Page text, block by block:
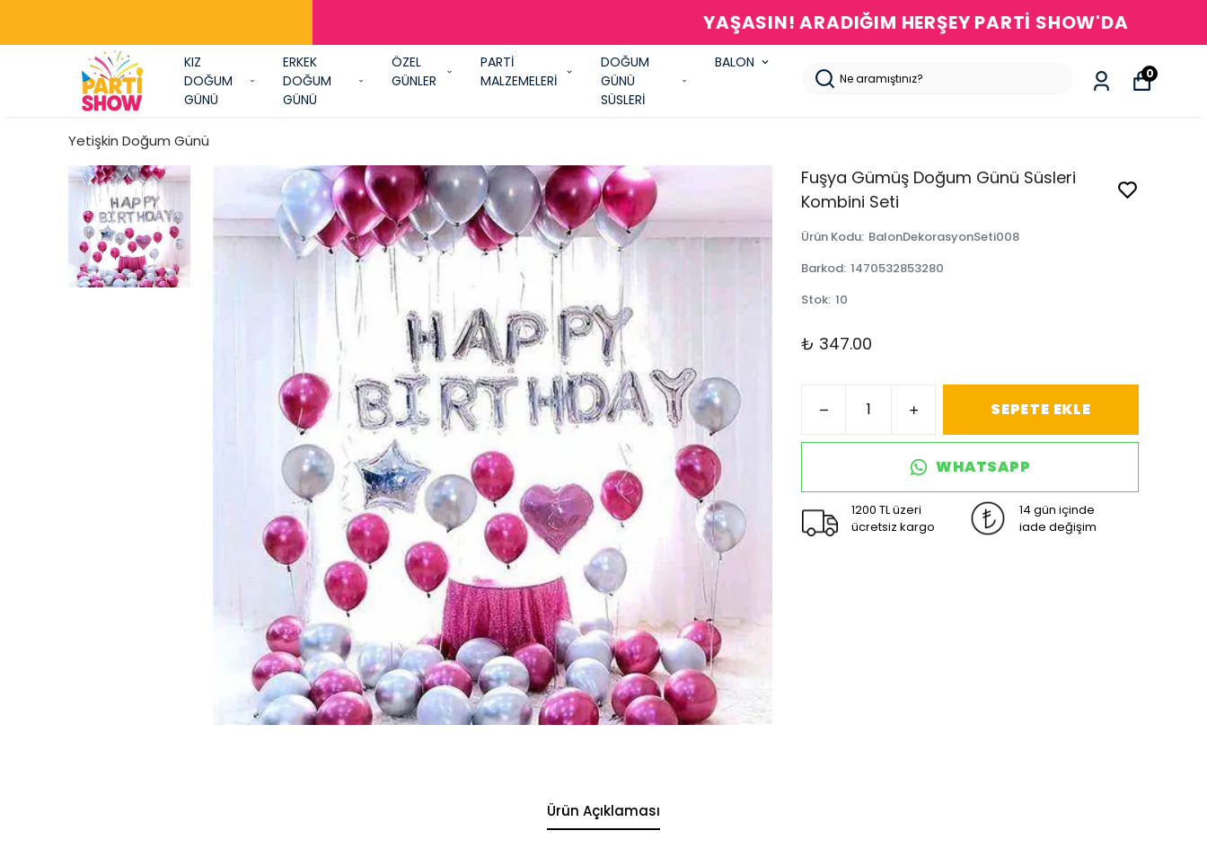
YAŞASIN! ARADIĞIM HERŞEY PARTİ SHOW'DA
KIZ
DOĞUM
GÜNÜ
ERKEK
DOĞUM
GÜNÜ
ÖZEL
GÜNLER
PARTİ
MALZEMELERİ
DOĞUM
GÜNÜ
SÜSLERİ
BALON
0
Yetişkin Doğum Günü
Fuşya Gümüş Doğum Günü Süsleri
Kombini Seti
Ürün Kodu: BalonDekorasyonSeti008
Barkod: 1470532853280
Stok: 10
₺ 347.00
SEPETE EKLE
WHATSAPP
1200 TL üzeri
ücretsiz kargo
14 gün içinde
iade değişim
Ürün Açıklaması